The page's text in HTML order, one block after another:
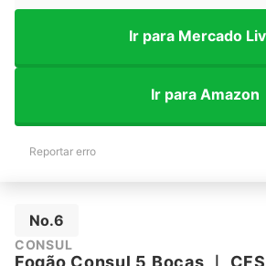
Ir para Mercado
Ir para Amazon
Reportar erro
No.6
CONSUL
Fogão Consul 5 Bocas ｜